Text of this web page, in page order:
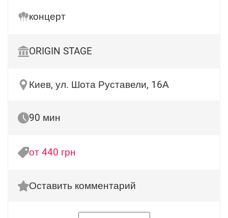
концерт
ORIGIN STAGE
Киев, ул. Шота Руставели, 16А
90 мин
от 440 грн
Оставить комментарий